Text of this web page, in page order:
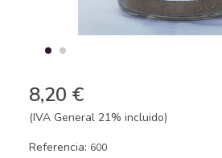
8,20 €
(IVA General 21% incluido)
Referencia: 600